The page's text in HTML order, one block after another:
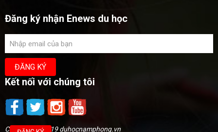
Đăng ký nhận Enews du học
Kết nối với chúng tôi
Copyright @2019 duhocnamphong.vn